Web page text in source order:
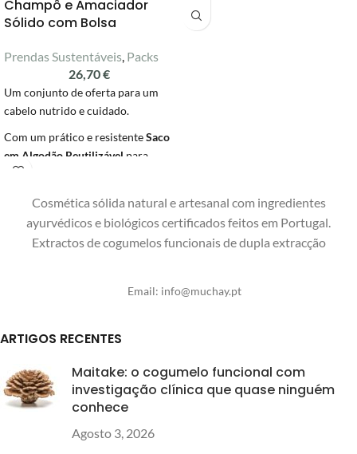
Champô e Amaciador
Sólido com Bolsa
Prendas Sustentáveis, Packs
26,70€
Um conjunto de oferta para um
cabelo nutrido e cuidado.
Com um prático e resistenteSaco
em Algodão Reutilizável para
sólido artesanalà escolha e um
amaciador sólido artesanalà
escolha.
sólidos much'ay são 100%
ECOCERT. O São 100% vegan e
biodegradáveis e deixam o cabelo
nutrido, limpo e leve.
Sem sal, silicones, sulfatos,
parabenos ou fragrâncias
certificados COSMOS / ECOCERT.
De Portugal para o Mundo, com
amor.
Cosmética sólida natural e artesanal com ingredientes
ayurvédicos e biológicos certificados feitos em Portugal.
Extractos de cogumelos funcionais de dupla extracção
Email: info@muchay.pt
ARTIGOS RECENTES
Maitake: o cogumelo funcional com
investigação clínica que quase ninguém
conhece
Agosto 3, 2026